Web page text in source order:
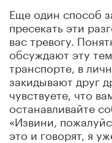
Еще один способ
пресекать эти
вас тревогу.
обсуждают эту
транспорте, в
закидывают друг
чувствуете, что
останавливайте
«Извини,
это и говорят, я